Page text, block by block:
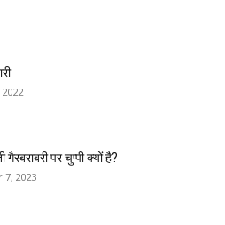
गैरबराबरी पर चुप्पी क्यों है?
2023